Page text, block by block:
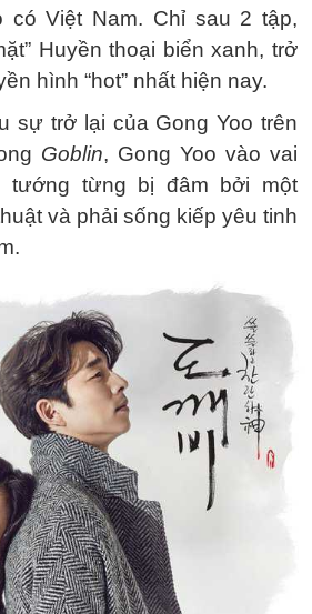
có Việt Nam. Chỉ sau 2 tập,
Huyền thoại biển xanh, trở
hình “hot” nhất hiện nay.
sự trở lại của Gong Yoo trên
Goblin, Gong Yoo vào vai
tướng từng bị đâm bởi một
và phải sống kiếp yêu tinh